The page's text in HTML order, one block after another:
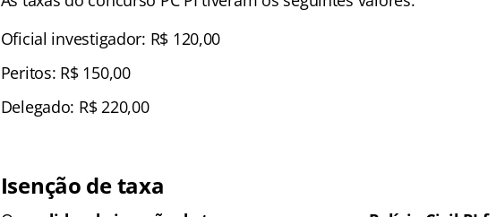
Oficial investigador: R$ 120,00
Peritos: R$ 150,00
Delegado: R$ 220,00
Isenção de taxa